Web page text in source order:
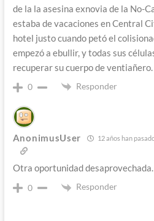
de la la asesina exnovia de la No-
estaba de vacaciones en Central
hotel justo cuando petó el
empezó a ebullir, y todas sus
recuperar su cuerpo de ventiañero.
0 Responder
AnonimusUser 12 años han
Otra oportunidad desaprovechada.
0 Responder